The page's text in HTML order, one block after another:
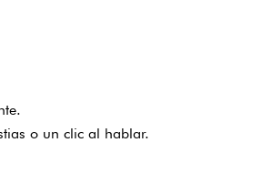
o un clic al hablar.